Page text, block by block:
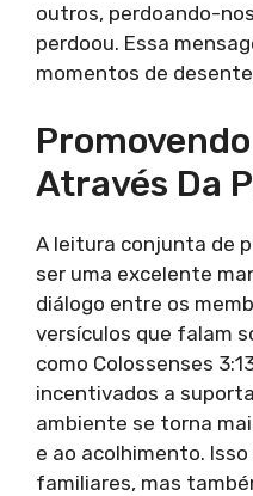
outros, perdoando-
perdoou. Essa
momentos de
Através Da
A leitura conjunta de
ser uma excelente
diálogo entre os
versículos que falam
como Colossenses
incentivados a
ambiente se torna
e ao acolhimento.
familiares, mas